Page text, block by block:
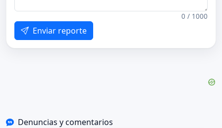
0 / 1000
Enviar reporte
Denuncias y comentarios